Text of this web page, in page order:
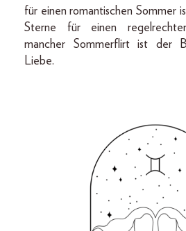
für einen romantischen Sommer
Sterne für einen
mancher Sommerflirt ist der
Liebe.